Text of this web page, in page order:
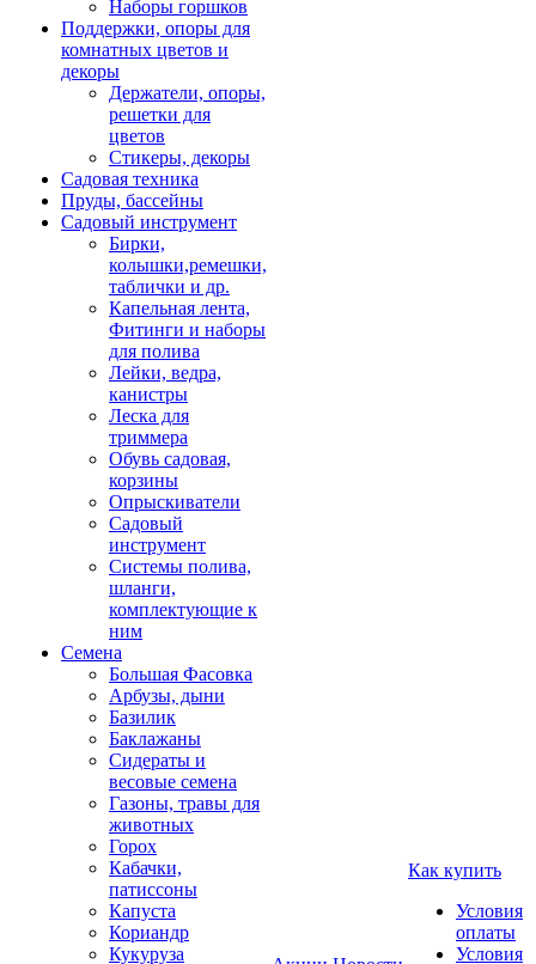
Наборы горшков
Поддержки, опоры для
комнатных цветов и
декоры
Держатели, опоры,
решетки для
цветов
Стикеры, декоры
Садовая техника
Пруды, бассейны
Садовый инструмент
Бирки,
колышки,ремешки,
таблички и др.
Капельная лента,
Фитинги и наборы
для полива
Лейки, ведра,
канистры
Леска для
триммера
Обувь садовая,
корзины
Опрыскиватели
Садовый
инструмент
Системы полива,
шланги,
комплектующие к
ним
Семена
Большая Фасовка
Арбузы, дыни
Базилик
Баклажаны
Сидераты и
весовые семена
Газоны, травы для
животных
Горох
Кабачки,
патиссоны
Капуста
Кориандр
Кукуруза
Как купить
Условия
оплаты
Условия